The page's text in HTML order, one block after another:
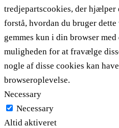
tredjepartscookies, der hjælper
forstå, hvordan du bruger dette
gemmes kun i din browser
muligheden for at fravælge
nogle af disse cookies kan
browseroplevelse.
Necessary
Necessary
Altid aktiveret